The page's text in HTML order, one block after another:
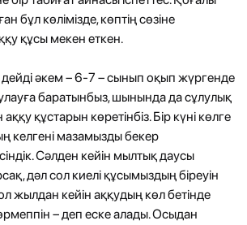
бұл көлімізде, көптің сөзіне
құсы мекен еткен.
дейді әкем – 6-7 – сынып оқып жүргенде
баратынбыз, шынында да сұлулық
құстарын көретінбіз. Бір күні көлге
келгені мазамызды бекер
Сәлден кейін мылтық даусы
дәл сол киелі құсымыздың біреуін
жылдан кейін аққудың көл бетінде
– деп еске алады. Осыдан